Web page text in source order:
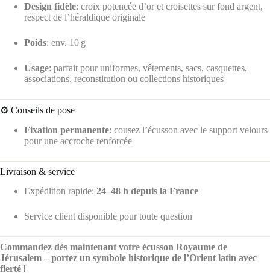
Design fidèle: croix potencée d’or et croisettes sur fond argent,
respect de l’héraldique originale
Poids: env. 10 g
Usage: parfait pour uniformes, vêtements, sacs, casquettes,
associations, reconstitution ou collections historiques
⚙️ Conseils de pose
Fixation permanente: cousez l’écusson avec le support velours
pour une accroche renforcée
Livraison & service
Expédition rapide: 24–48 h depuis la France
Service client disponible pour toute question
Commandez dès maintenant votre écusson Royaume de
Jérusalem – portez un symbole historique de l’Orient latin avec
fierté !